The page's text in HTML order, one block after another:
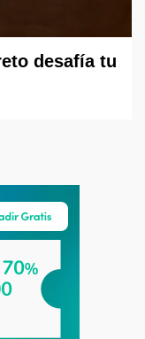
desafía tu